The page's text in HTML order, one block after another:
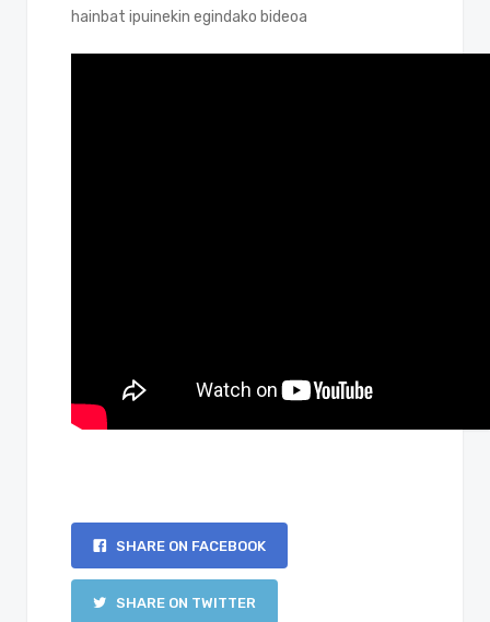
hainbat ipuinekin egindako bideoa
SHARE ON FACEBOOK
SHARE ON TWITTER